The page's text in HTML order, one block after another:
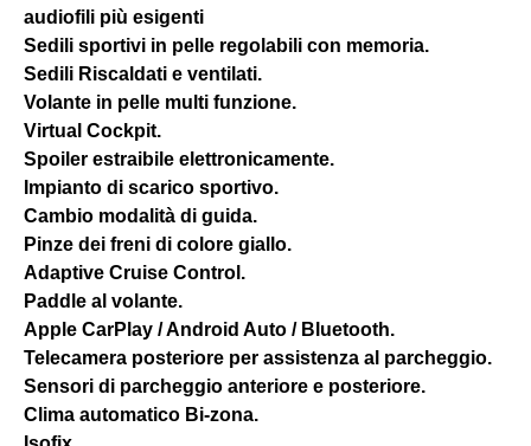
audiofili più esigenti
Sedili sportivi in pelle regolabili con memoria.
Sedili Riscaldati e ventilati.
Volante in pelle multi funzione.
Virtual Cockpit.
Spoiler estraibile elettronicamente.
Impianto di scarico sportivo.
Cambio modalità di guida.
Pinze dei freni di colore giallo.
Adaptive Cruise Control.
Paddle al volante.
Apple CarPlay / Android Auto / Bluetooth.
Telecamera posteriore per assistenza al parcheggio.
Sensori di parcheggio anteriore e posteriore.
Clima automatico Bi-zona.